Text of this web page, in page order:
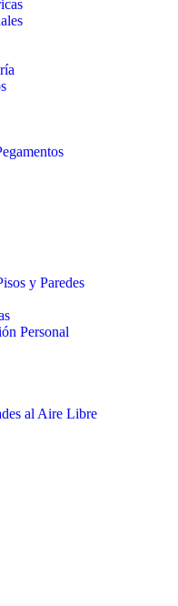
y Paredes
Personal
al Aire Libre